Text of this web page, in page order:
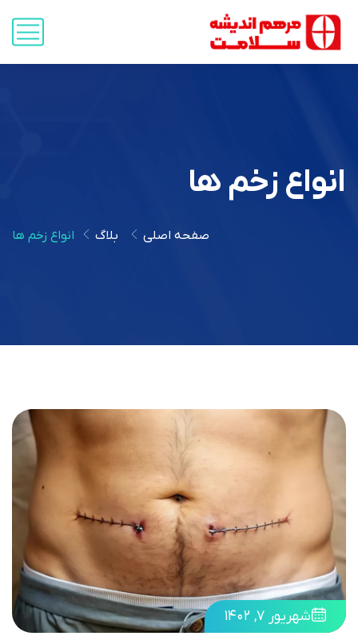
انواع زخم ها
صفحه اصلی بلاگ انواع زخم ها
شهریور ۷, ۱۴۰۲